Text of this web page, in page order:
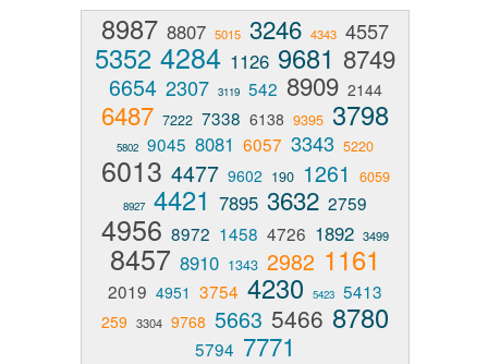
8987 8807 5015 3246 4343 4557
5352 4284 1126 9681 8749
6654 2307 3119 542 8909 2144
6487 7222 7338 6138 9395 3798
5802 9045 8081 6057 3343 5220
6013 4477 9602 190 1261 6059
8927 4421 7895 3632 2759
4956 8972 1458 4726 1892 3499
8457 8910 1343 2982 1161
2019 4951 3754 4230 5423 5413
259 3304 9768 5663 5466 8780
5794 7771